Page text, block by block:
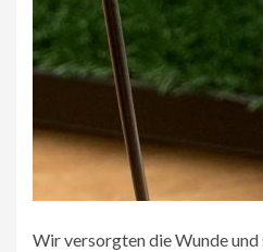
Wir versorgten die Wunde